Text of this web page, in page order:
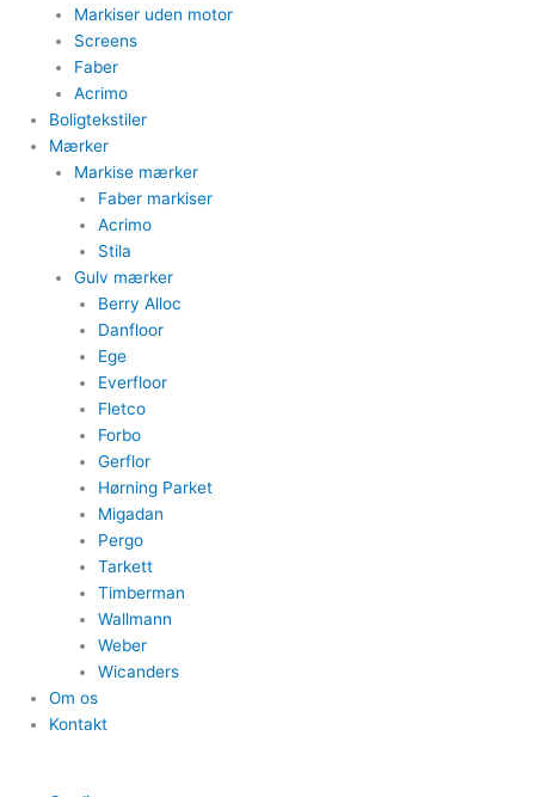
Markiser uden motor​
Screens
Faber
Acrimo​
Boligtekstiler​
Mærker
Markise mærker
Faber markiser
Acrimo​
Stila​
Gulv mærker
Berry Alloc
Danfloor
Ege
Everfloor
Fletco
Forbo
Gerflor
Hørning Parket
Migadan
Pergo
Tarkett
Timberman
Wallmann
Weber
Wicanders
Om os
Kontakt